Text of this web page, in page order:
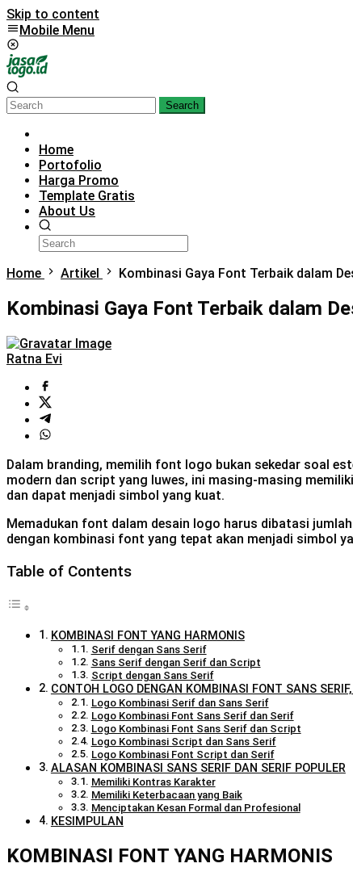
Skip to content
Mobile Menu
Search
Home
Portofolio
Harga Promo
Template Gratis
About Us
Home Artikel Kombinasi Gaya Font Terbaik dalam
Kombinasi Gaya Font Terbaik dalam
Ratna Evi
Dalam branding, memilih font logo bukan sekedar soal
modern dan script yang luwes, ini masing-masing
dan dapat menjadi simbol yang kuat.
Memadukan font dalam desain logo harus dibatasi jumlah
dengan kombinasi font yang tepat akan menjadi simbol
Table of Contents
KOMBINASI FONT YANG HARMONIS
Serif dengan Sans Serif
Sans Serif dengan Serif dan Script
Script dengan Sans Serif
CONTOH LOGO DENGAN KOMBINASI FONT SANS
Logo Kombinasi Serif dan Sans Serif
Logo Kombinasi Font Sans Serif dan Serif
Logo Kombinasi Font Sans Serif dan Script
Logo Kombinasi Script dan Sans Serif
Logo Kombinasi Font Script dan Serif
ALASAN KOMBINASI SANS SERIF DAN SERIF POPULER
Memiliki Kontras Karakter
Memiliki Keterbacaan yang Baik
Menciptakan Kesan Formal dan Profesional
KESIMPULAN
KOMBINASI FONT YANG HARMONIS